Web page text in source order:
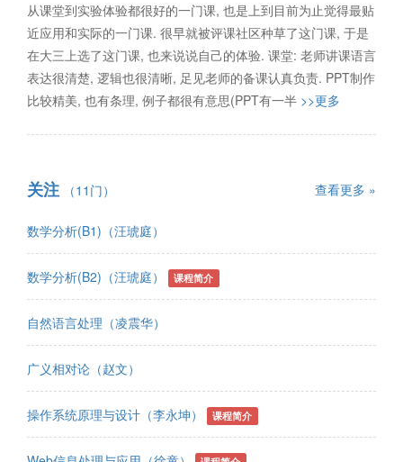
从课堂到实验体验都很好的一门课, 也是上到目前为止觉得最贴
近应用和实际的一门课. 很早就被评课社区种草了这门课, 于是
在大三上选了这门课, 也来说说自己的体验. 课堂: 老师讲课语言
表达很清楚, 逻辑也很清晰, 足见老师的备课认真负责. PPT制作
比较精美, 也有条理, 例子都很有意思(PPT有一半 >>更多
关注 （11门） 查看更多 »
数学分析(B1)（汪琥庭）
数学分析(B2)（汪琥庭） 课程简介
自然语言处理（凌震华）
广义相对论（赵文）
操作系统原理与设计（李永坤） 课程简介